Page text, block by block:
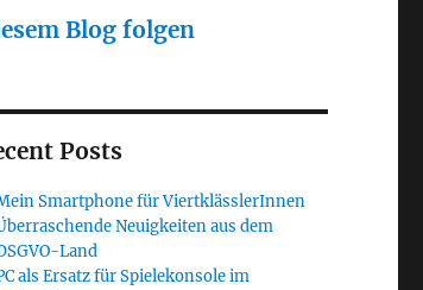
Blog folgen
Posts
Smartphone für ViertklässlerInnen
Neuigkeiten aus dem
Land
als Ersatz für Spielekonsole im